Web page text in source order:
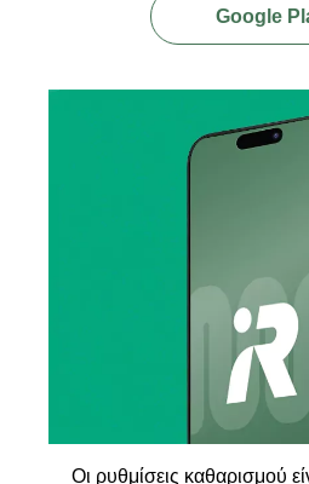
Google
Οι ρυθμίσεις καθαρισμού